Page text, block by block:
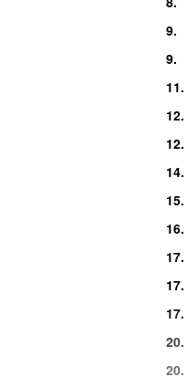
9.
9.
11.
12.
12.
14.
15.
16.
17.
17.
17.
20.
20.